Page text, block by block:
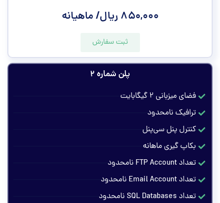
۸۵۰,۰۰۰ ریال/ ماهیانه
ثبت سفارش
پلن شماره ۲
فضای میزبانی ۲ گیگابایت
ترافیک نامحدود
کنترل پنل سی‌پنل
بکاپ گیری ماهانه
تعداد FTP Account نامحدود
تعداد Email Account نامحدود
تعداد SQL Databases نامحدود